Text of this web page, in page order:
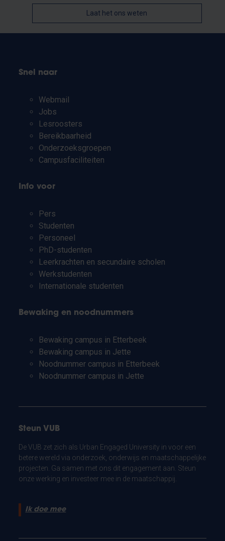
Laat het ons weten
Snel naar
Webmail
Jobs
Lesroosters
Bereikbaarheid
Onderzoeksgroepen
Campusfaciliteiten
Info voor
Pers
Studenten
Personeel
PhD-studenten
Leerkrachten en secundaire scholen
Werkstudenten
Internationale studenten
Bewaking en noodnummers
Bewaking campus in Etterbeek
Bewaking campus in Jette
Noodnummer campus in Etterbeek
Noodnummer campus in Jette
Steun VUB
De VUB zet zich als Urban Engaged University in voor een
betere wereld via onderzoek, onderwijs en maatschappelijke
projecten. Ga samen met ons dit engagement aan. Steun
onze werking en investeer mee in de maatschappij.
Ik doe mee